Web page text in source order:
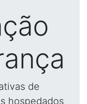
de
hospedados